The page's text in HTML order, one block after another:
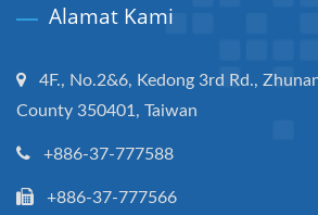
Alamat Kami
4F., No.2&6, Kedong 3rd Rd.,
County 350401, Taiwan
+886-37-777588
+886-37-777566